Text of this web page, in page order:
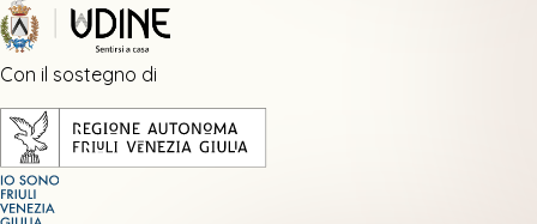
Con il sostegno di